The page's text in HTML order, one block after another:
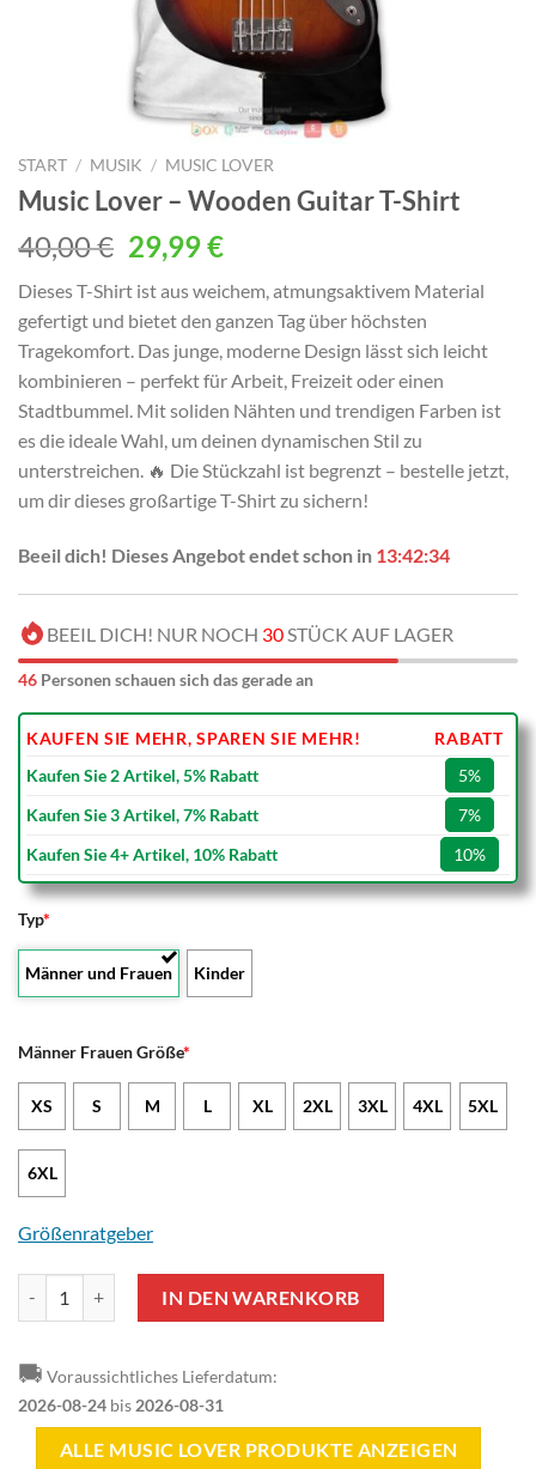
START / MUSIK / MUSIC LOVER
Music Lover – Wooden Guitar T-Shirt
40,00€ Ursprünglicher
Preis
war:
40,00 €
29,99€Aktueller
ist:
29,99 €.
Dieses T-Shirt ist aus weichem, atmungsaktivem Material
gefertigt und bietet den ganzen Tag über höchsten
Tragekomfort. Das junge, moderne Design lässt sich leicht
kombinieren – perfekt für Arbeit, Freizeit oder einen
Stadtbummel. Mit soliden Nähten und trendigen Farben ist
es die ideale Wahl, um deinen dynamischen Stil zu
unterstreichen. 🔥 Die Stückzahl ist begrenzt – bestelle jetzt,
um dir dieses großartige T-Shirt zu sichern!
Beeil dich! Dieses Angebot endet schon in 13:42:33
BEEIL DICH! NUR NOCH 30STÜCK AUF LAGER
46 Personen schauen sich das gerade an
KAUFEN SIE MEHR, SPAREN SIE MEHR!
RABATT
Kaufen Sie 2 Artikel, 5% Rabatt
5%
Kaufen Sie 3 Artikel, 7% Rabatt
7%
Kaufen Sie 4+ Artikel, 10% Rabatt
10%
Typ*
Männer und Frauen Kinder
Männer Frauen Größe*
XS S M L XL 2XL 3XL 4XL 5XL
6XL
Größenratgeber
IN DEN WARENKORB
🚚 Voraussichtliches Lieferdatum:
2026-08-24 bis 2026-08-31
ALLE MUSIC LOVER PRODUKTE ANZEIGEN